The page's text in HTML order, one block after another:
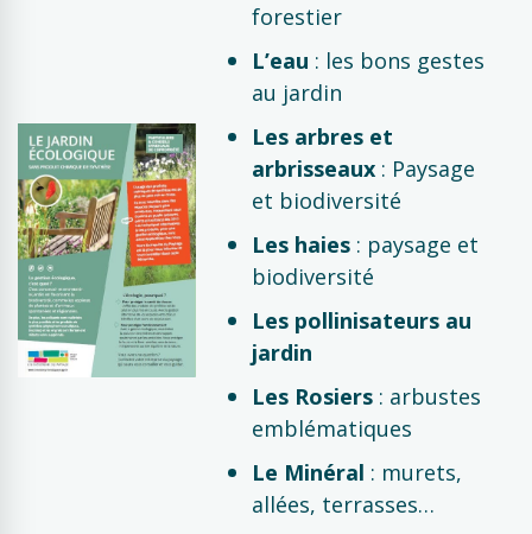
forestier
L’eau : les bons gestes
au jardin
Les arbres et
arbrisseaux : Paysage
et biodiversité
Les haies: paysage et
biodiversité
Les pollinisateurs au
jardin
Les Rosiers: arbustes
emblématiques
Le Minéral : murets,
allées, terrasses…